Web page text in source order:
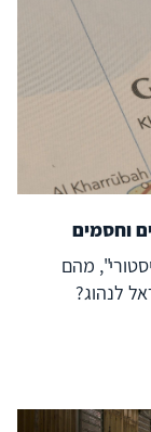
וחסמים
מהם
לנהוג?